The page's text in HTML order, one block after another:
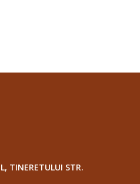
TINERETULUI STR.